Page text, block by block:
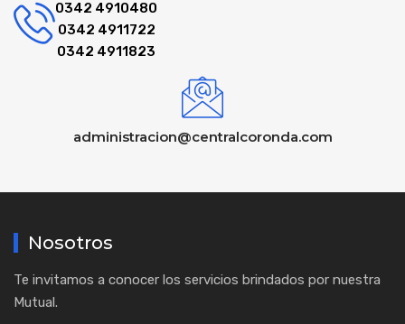
0342 4910480
0342 4911722
0342 4911823
administracion@centralcoronda.com
Nosotros
Te invitamos a conocer los servicios brindados por nuestra
Mutual.